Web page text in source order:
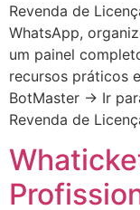
Revenda de
WhatsApp,
um painel
recursos práticos
BotMaster → Ir
Revenda de